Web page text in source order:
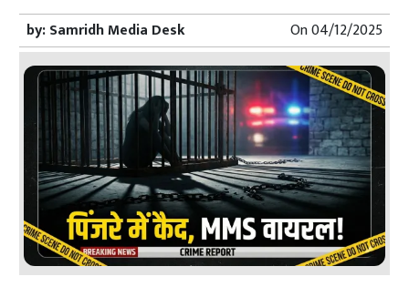
by:Samridh Media Desk On04/12/2025